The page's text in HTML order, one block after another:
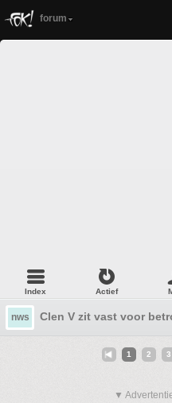
forum
Index Actief
nws Clen V zit vast voor
1 2 3
▼